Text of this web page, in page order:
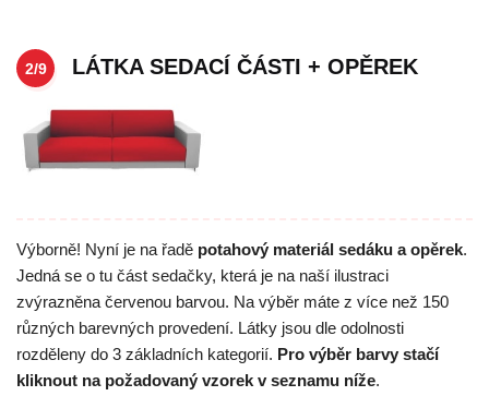
2/9 LÁTKA SEDACÍ ČÁSTI + OPĚREK
Výborně! Nyní je na řadě potahový materiál sedáku a opěrek.
Jedná se o tu část sedačky, která je na naší ilustraci
zvýrazněna červenou barvou. Na výběr máte z více než 150
různých barevných provedení. Látky jsou dle odolnosti
rozděleny do 3 základních kategorií. Pro výběr barvy stačí
kliknout na požadovaný vzorek v seznamu níže.